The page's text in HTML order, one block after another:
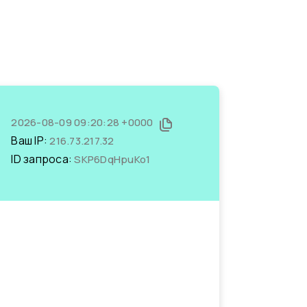
2026-08-09 09:20:28 +0000
Ваш IP:216.73.217.32
ID запроса:SKP6DqHpuKo1